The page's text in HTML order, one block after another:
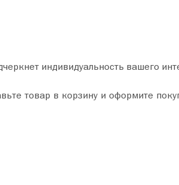
индивидуальность вашего